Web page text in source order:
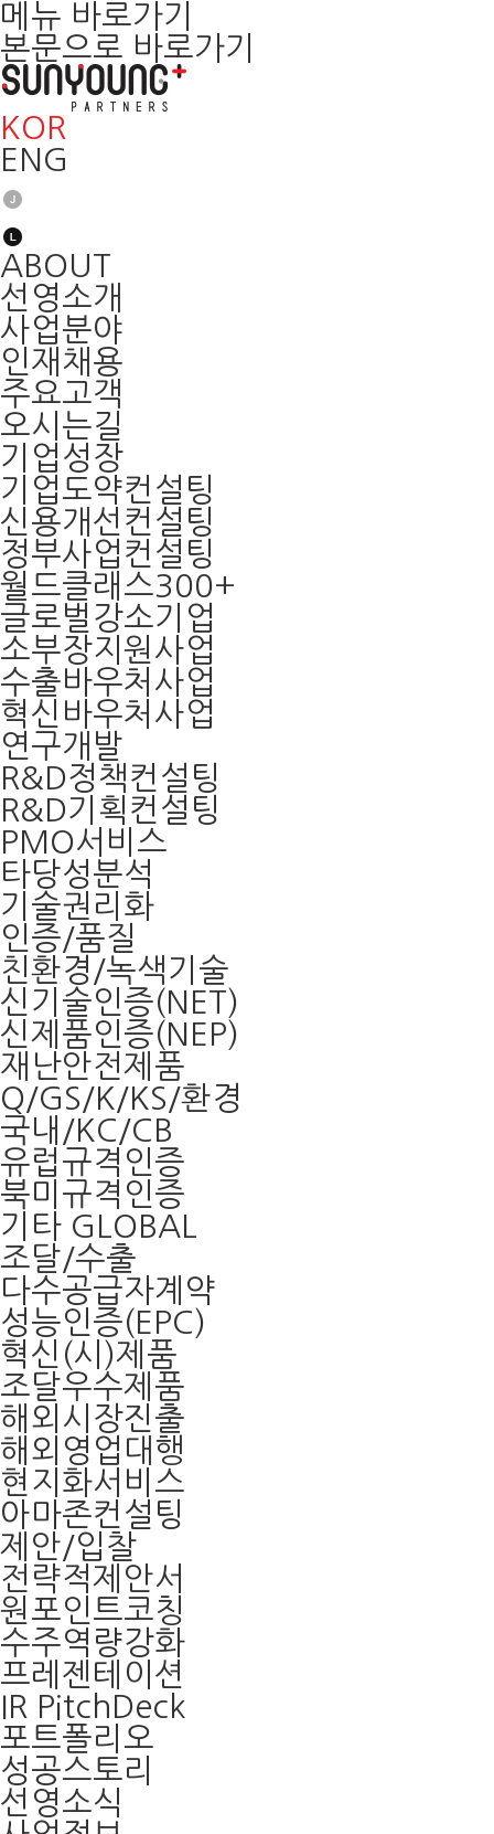
메뉴 바로가기
본문으로 바로가기
KOR
ENG
ABOUT
선영소개
사업분야
인재채용
주요고객
오시는길
기업성장
기업도약컨설팅
신용개선컨설팅
정부사업컨설팅
월드클래스300+
글로벌강소기업
소부장지원사업
수출바우처사업
혁신바우처사업
연구개발
R&D정책컨설팅
R&D기획컨설팅
PMO서비스
타당성분석
기술권리화
인증/품질
친환경/녹색기술
신기술인증(NET)
신제품인증(NEP)
재난안전제품
Q/GS/K/KS/환경
국내/KC/CB
유럽규격인증
북미규격인증
기타 GLOBAL
조달/수출
다수공급자계약
성능인증(EPC)
혁신(시)제품
조달우수제품
해외시장진출
해외영업대행
현지화서비스
아마존컨설팅
제안/입찰
전략적제안서
원포인트코칭
수주역량강화
프레젠테이션
IR PitchDeck
포트폴리오
성공스토리
선영소식